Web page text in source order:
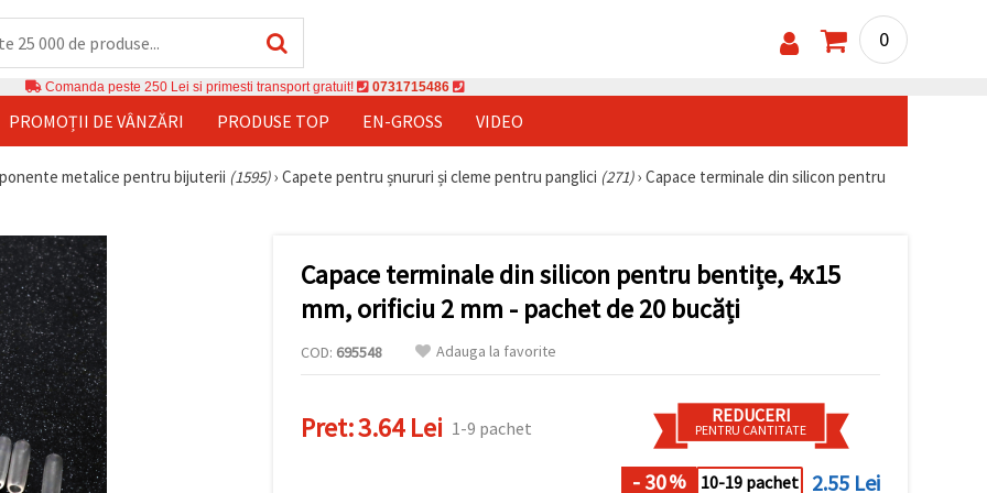
0
Comanda peste 250 Lei si primesti transport gratuit! 0731715486
PROMOȚII DE VÂNZĂRI PRODUSE TOP EN-GROSS VIDEO
metalice pentru bijuterii (1595)› Capete pentru șnururi și cleme pentru panglici (271)› Capace terminale din silicon pentru
Capace terminale din silicon pentru bentițe, 4x15
mm, orificiu 2 mm - pachet de 20 bucăți
COD: 695548 Adauga la favorite
Pret:3.64 Lei 1-9 pachet
REDUCERI
PENTRU CANTITATE
- 30% 10-19 pachet
2.55 Lei